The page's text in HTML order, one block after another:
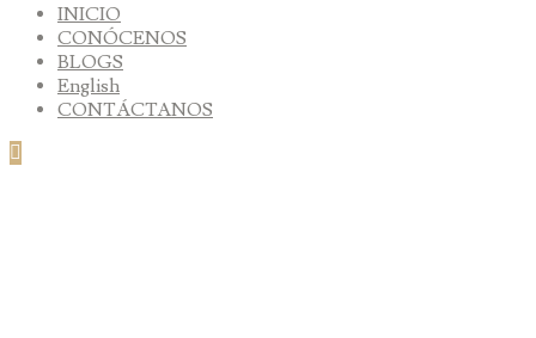
INICIO
CONÓCENOS
BLOGS
English
CONTÁCTANOS